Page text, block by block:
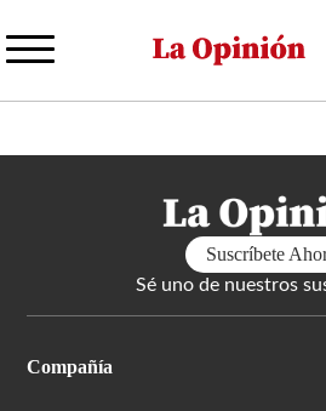
al
Suscríbete
Sé uno de nuestros
Compañía